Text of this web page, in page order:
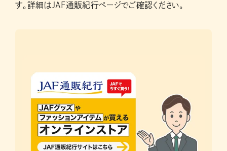
す。詳細はJAF通販紀行ページでご確認ください。